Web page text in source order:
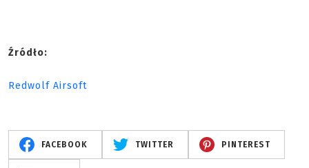
Źródło:
Redwolf Airsoft
FACEBOOK TWITTER PINTEREST